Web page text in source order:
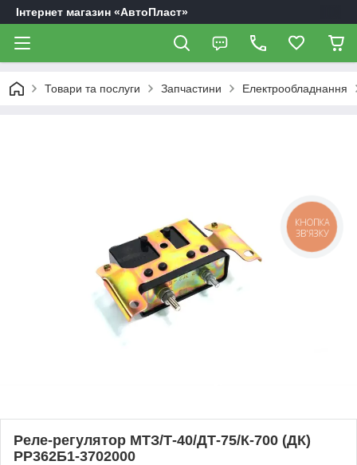
Інтернет магазин «АвтоПласт»
Товари та послуги Запчастини Електрообладнання
Реле-регулятор МТЗ/Т-40/ДТ-75/К-700 (ДК)
РР362Б1-3702000
КНОПКА
ЗВ'ЯЗКУ